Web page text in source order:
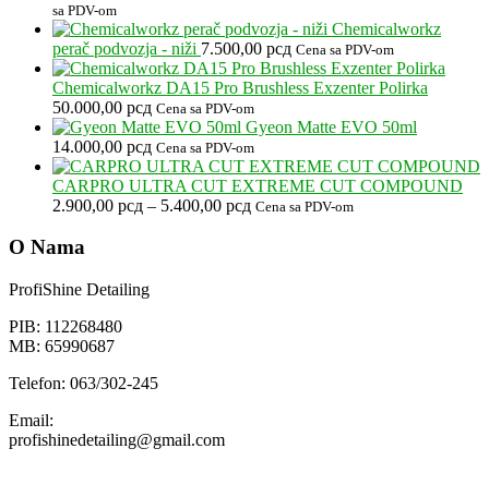
sa PDV-om
Chemicalworkz
perač podvozja - niži 7.500,00 рсд Cena sa PDV-om
Chemicalworkz DA15 Pro Brushless Exzenter Polirka
50.000,00 рсд Cena sa PDV-om
Gyeon Matte EVO 50ml
14.000,00 рсд Cena sa PDV-om
CARPRO ULTRA CUT EXTREME CUT COMPOUND
2.900,00 рсд – 5.400,00 рсдRaspon
Cena sa PDV-om
O Nama
ProfiShine Detailing
PIB: 112268480
MB: 65990687
Telefon: 063/302-245
Email:
profishinedetailing@gmail.com